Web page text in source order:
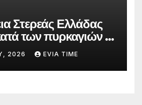
Στερεάς Ελλάδας
των πυρκαγιών –
σε πέντε
ενότητες
2026 EVIA TIME